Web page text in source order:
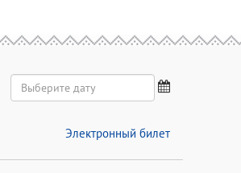
Электронный билет